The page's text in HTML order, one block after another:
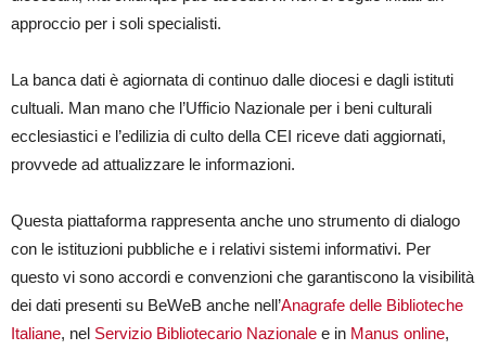
approccio per i soli specialisti.
La banca dati è agiornata di continuo dalle diocesi e dagli istituti
cultuali. Man mano che l’Ufficio Nazionale per i beni culturali
ecclesiastici e l’edilizia di culto della CEI riceve dati aggiornati,
provvede ad attualizzare le informazioni.
Questa piattaforma rappresenta anche uno strumento di dialogo
con le istituzioni pubbliche e i relativi sistemi informativi. Per
questo vi sono accordi e convenzioni che garantiscono la visibilità
dei dati presenti su BeWeB anche nell’Anagrafe delle Biblioteche
Italiane, nel Servizio Bibliotecario Nazionale e in Manus online,